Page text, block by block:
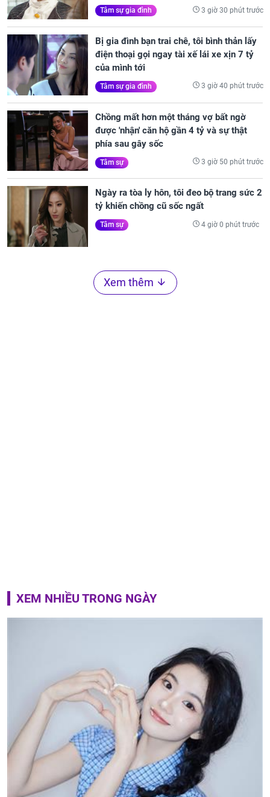
Tâm sự gia đình 3 giờ 30 phút trước
Bị gia đình bạn trai chê, tôi bình thản lấy
điện thoại gọi ngay tài xế lái xe xịn 7 tỷ
của mình tới
Tâm sự gia đình 3 giờ 40 phút trước
Chồng mất hơn một tháng vợ bất ngờ
được 'nhận' căn hộ gần 4 tỷ và sự thật
phía sau gây sốc
Tâm sự 3 giờ 50 phút trước
Ngày ra tòa ly hôn, tôi đeo bộ trang sức 2
tỷ khiến chồng cũ sốc ngất
Tâm sự 4 giờ 0 phút trước
Xem thêm
XEM NHIỀU TRONG NGÀY